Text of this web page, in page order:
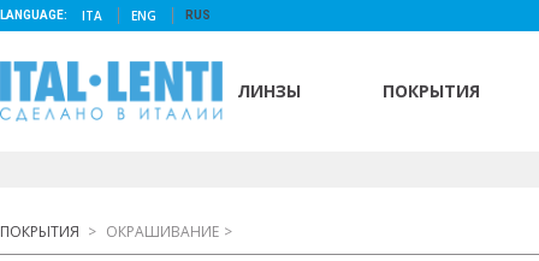
LANGUAGE: ITA ENG RUS
ЛИНЗЫ ПОКРЫТИЯ
ПОКРЫТИЯ > ОКРАШИВАНИЕ >